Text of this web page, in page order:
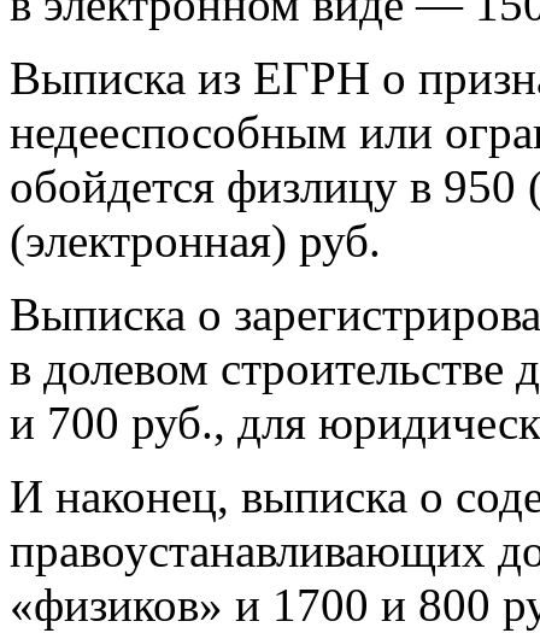
Выписка из ЕГРН о
недееспособным или
обойдется физлицу в
(электронная) руб.
Выписка о
в долевом
и 700 руб., для
И наконец, выписка о
правоустанавливающих
«физиков» и 1700 и 800